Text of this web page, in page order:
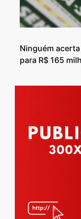
Ninguém
para R$ 165